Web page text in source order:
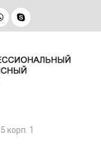
корп. 1